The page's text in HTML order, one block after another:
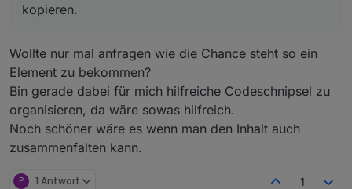
kopieren.
Wollte nur mal anfragen wie die Chance steht so ein
Element zu bekommen?
Bin gerade dabei für mich hilfreiche Codeschnipsel zu
organisieren, da wäre sowas hilfreich.
Noch schöner wäre es wenn man den Inhalt auch
zusammenfalten kann.
P 1 Antwort 1